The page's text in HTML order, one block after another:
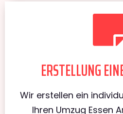
ERSTELLUNG
Wir erstellen ein
Ihren Umzug Essen